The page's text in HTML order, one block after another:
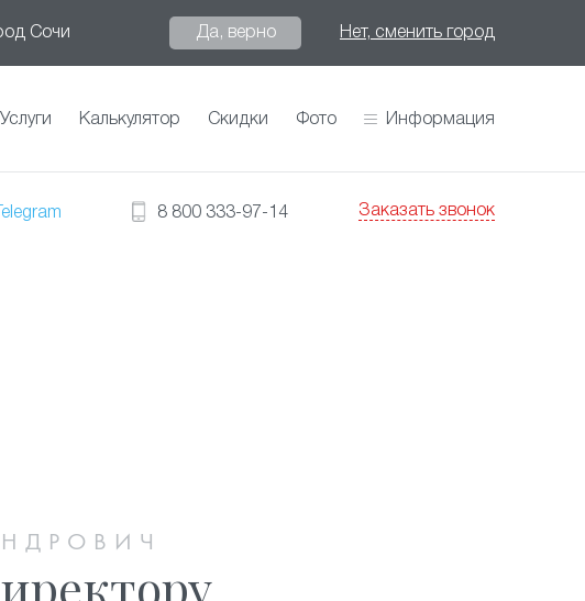
Сочи Да, верно Нет, сменить город
Услуги Калькулятор Скидки Фото Информация
Telegram 8 800 333-97-14 Заказать звонок